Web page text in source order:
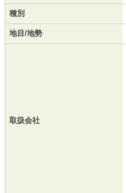
種別
地目/地勢
取扱会社